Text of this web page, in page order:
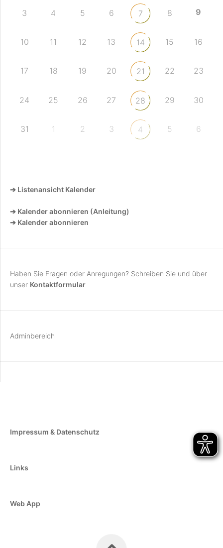
3 4 5 6 7 8 9
10 11 12 13 14 15 16
17 18 19 20 21 22 23
24 25 26 27 28 29 30
31 1 2 3 4 5 6
➔ Listenansicht Kalender
➔ Kalender abonnieren (Anleitung)
➔ Kalender abonnieren
Haben Sie Fragen oder Anregungen? Schreiben Sie und über
unser Kontaktformular
Adminbereich
Impressum & Datenschutz
Links
Web App